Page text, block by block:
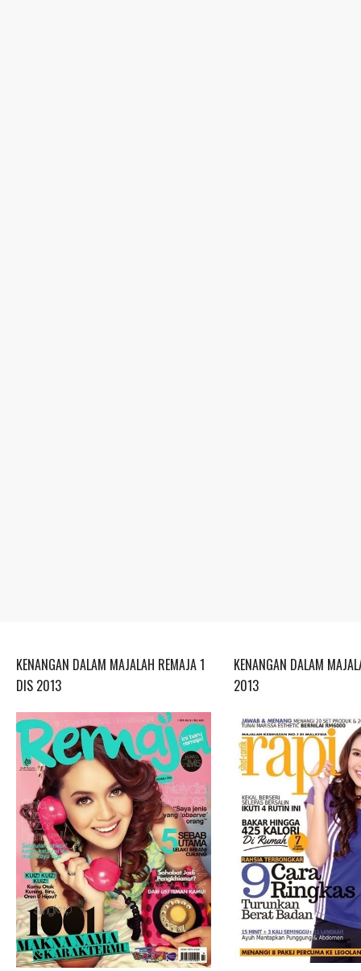
KENANGAN DALAM MAJALAH REMAJA 1
DIS 2013
KENANGAN DALAM
2013